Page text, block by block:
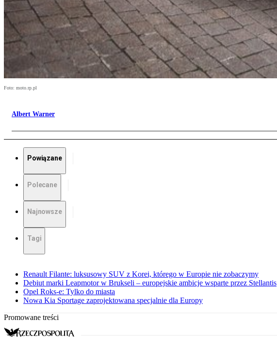
Foto: moto.rp.pl
Albert Warner
Powiązane
Polecane
Najnowsze
Tagi
Renault Filante: luksusowy SUV z Korei, którego w Europie nie zobaczymy
Debiut marki Leapmotor w Brukseli – europejskie ambicje wsparte przez Stellantis
Opel Roks-e: Tylko do miasta
Nowa Kia Sportage zaprojektowana specjalnie dla Europy
Promowane treści